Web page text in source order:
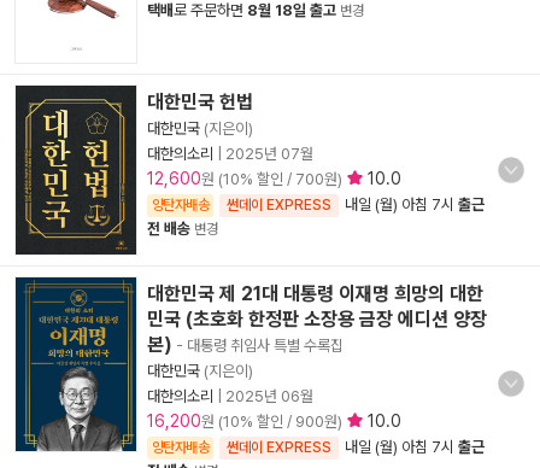
택배로 주문하면 8월 18일 출고 변경
대한민국 헌법
대한민국 (지은이)
대한의소리
2025년 07월
12,600원 (10% 할인 / 700원) 10.0
양탄자배송 썬데이 EXPRESS 내일 (월) 아침 7시 출근
전 배송 변경
대한민국 제 21대 대통령 이재명 희망의 대한
민국 (초호화 한정판 소장용 금장 에디션 양장
본) - 대통령 취임사 특별 수록집
대한민국 (지은이)
대한의소리
2025년 06월
16,200원 (10% 할인 / 900원) 10.0
양탄자배송 썬데이 EXPRESS 내일 (월) 아침 7시 출근